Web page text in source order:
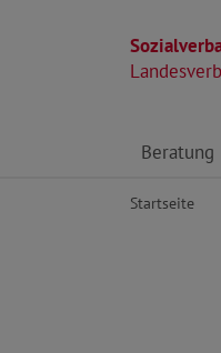
Direkt zu
Beratung
Startseite